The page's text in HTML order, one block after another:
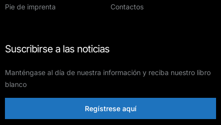
Pie de imprenta
Contactos
Suscribirse a las noticias
Manténgase al día de nuestra información y reciba nuestro libro
blanco
Regístrese aquí